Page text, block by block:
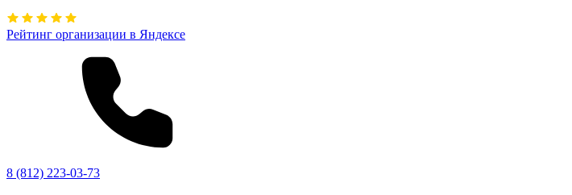
Рейтинг организации в Яндексе
8 (812) 223-03-73